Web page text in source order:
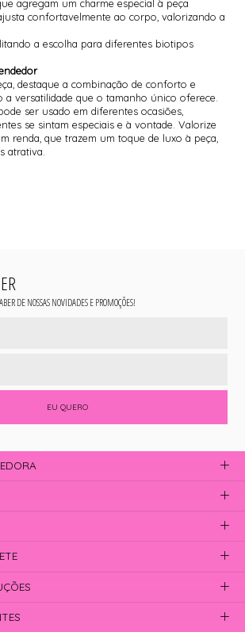
agregam um charme especial à peça
confortavelmente ao corpo, valorizando a
a escolha para diferentes biotipos
destaque a combinação de conforto e
a versatilidade que o tamanho único oferece.
ser usado em diferentes ocasiões,
se sintam especiais e à vontade. Valorize
renda, que trazem um toque de luxo à peça,
atrativa.
DE NOSSAS NOVIDADES E PROMOÇÕES!
EU QUERO